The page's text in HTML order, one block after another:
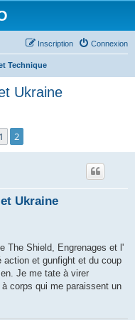
Connexion
Inscription
Technique
Ukraine
Précédent
1 2
Ukraine
The Shield, Engrenages et l'
et gunfight et du coup
Je me tate à virer
corps qui me paraissent un